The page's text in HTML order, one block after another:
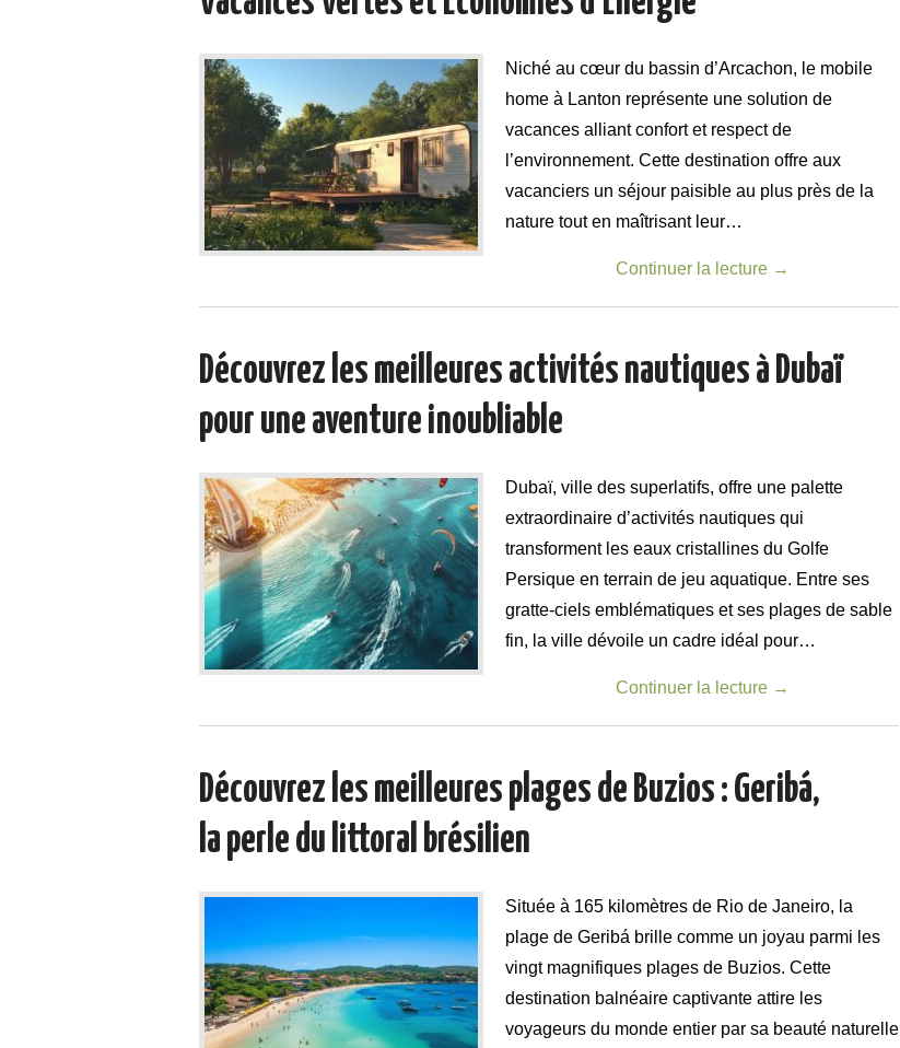
Niché au cœur du bassin d’Arcachon, le mobile
home à Lanton représente une solution de
vacances alliant confort et respect de
l’environnement. Cette destination offre aux
vacanciers un séjour paisible au plus près de la
nature tout en maîtrisant leur…
Continuer la lecture →
Découvrez les meilleures activités nautiques à Dubaï
pour une aventure inoubliable
Dubaï, ville des superlatifs, offre une palette
extraordinaire d’activités nautiques qui
transforment les eaux cristallines du Golfe
Persique en terrain de jeu aquatique. Entre ses
gratte-ciels emblématiques et ses plages de sable
fin, la ville dévoile un cadre idéal pour…
Continuer la lecture →
Découvrez les meilleures plages de Buzios : Geribá,
la perle du littoral brésilien
Située à 165 kilomètres de Rio de Janeiro, la
plage de Geribá brille comme un joyau parmi les
vingt magnifiques plages de Buzios. Cette
destination balnéaire captivante attire les
voyageurs du monde entier par sa beauté naturelle